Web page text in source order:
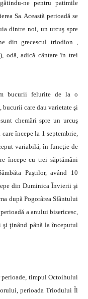
ne pentru patimile
Sa. Această perioadă se
dintre noi, un urcuş spre
din grecescul triodion ,
odă, adică cântare în trei
bucurii felurite de la o
care dau varietate şi
chemări spre un urcuş
începe la 1 septembrie,
variabilă, în funcţie de
începe cu trei săptămâni
Paştilor, având 10
din Duminica Învierii şi
după Pogorârea Sfântului
a anului bisericesc,
şi ţinând până la începutul
timpul Octoihului
perioada Triodului Îl